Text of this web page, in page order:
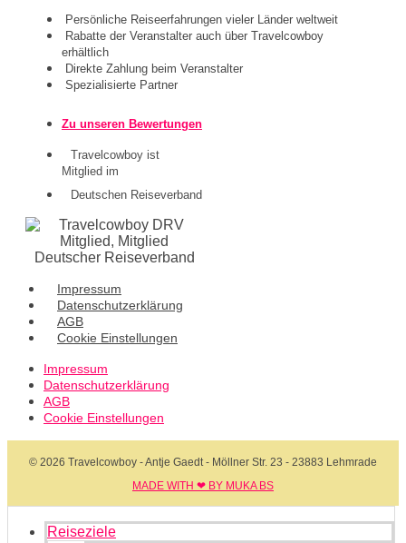
Persönliche Reiseerfahrungen vieler Länder weltweit
Rabatte der Veranstalter auch über Travelcowboy
erhältlich
Direkte Zahlung beim Veranstalter
Spezialisierte Partner
Zu unseren Bewertungen
Travelcowboy ist
Mitglied im
Deutschen Reiseverband
Impressum
Datenschutzerklärung
AGB
Cookie Einstellungen
Impressum
Datenschutzerklärung
AGB
Cookie Einstellungen
© 2026 Travelcowboy - Antje Gaedt - Möllner Str. 23 - 23883 Lehmrade
MADE WITH ❤ BY MUKA BS​
Reiseziele